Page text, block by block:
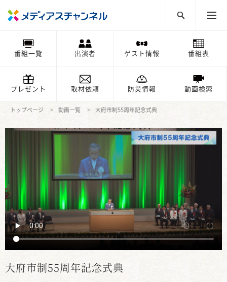
番組一覧 出演者 ゲスト情報 番組表
プレゼント 取材依頼 防災情報 動画検索
トップページ 動画一覧 大府市制55周年記念式典
大府市制55周年記念式典